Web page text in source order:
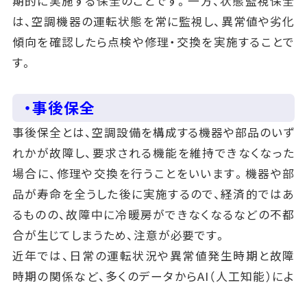
は、空調機器の運転状態を常に監視し、異常値や劣化
傾向を確認したら点検や修理・交換を実施することで
す。
・事後保全
事後保全とは、空調設備を構成する機器や部品のいず
れかが故障し、要求される機能を維持できなくなった
場合に、修理や交換を行うことをいいます。機器や部
品が寿命を全うした後に実施するので、経済的ではあ
るものの、故障中に冷暖房ができなくなるなどの不都
合が生じてしまうため、注意が必要です。
近年では、日常の運転状況や異常値発生時期と故障
時期の関係など、多くのデータからAI（人工知能）によ